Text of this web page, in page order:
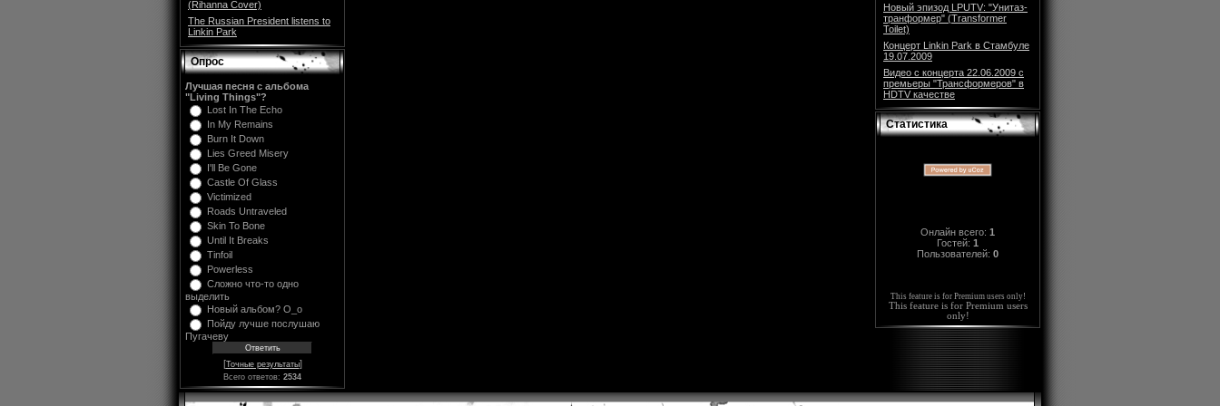
(Rihanna Cover)
The Russian President listens to
Linkin Park
Опрос
Лучшая песня с альбома
"Living Things"?
Lost In The Echo
In My Remains
Burn It Down
Lies Greed Misery
I'll Be Gone
Castle Of Glass
Victimized
Roads Untraveled
Skin To Bone
Until It Breaks
Tinfoil
Powerless
Сложно что-то одно
выделить
Новый альбом? O_o
Пойду лучше послушаю
Пугачеву
[Точные результаты]
Всего ответов: 2534
Новый эпизод LPUTV: "Унитаз-
транформер" (Transformer
Toilet)
Концерт Linkin Park в Стамбуле
19.07.2009
Видео с концерта 22.06.2009 с
премьеры "Трансформеров" в
HDTV качестве
Статистика
Онлайн всего: 1
Гостей: 1
Пользователей: 0
This feature is for Premium users only!
This feature is for Premium users
only!